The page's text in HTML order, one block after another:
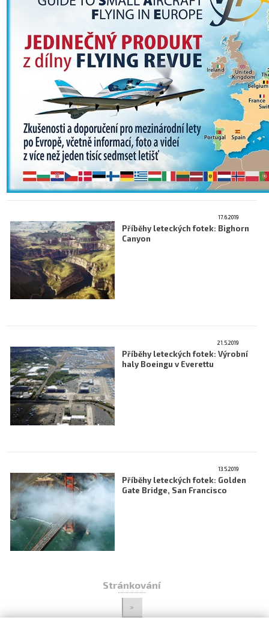
17.6.2019
Příběhy leteckých fotek: Bighorn
Canyon
21.5.2019
Příběhy leteckých fotek: Výrobní
haly Boeingu v Everettu
13.5.2019
Příběhy leteckých fotek: Golden
Gate Bridge, San Francisco
Stránkování
>